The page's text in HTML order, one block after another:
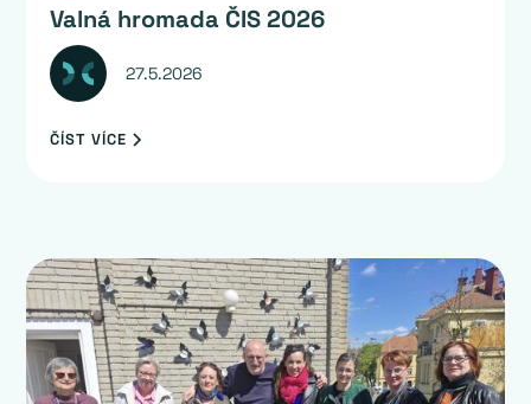
Valná hromada ČIS 2026
27.5.2026
ČÍST VÍCE